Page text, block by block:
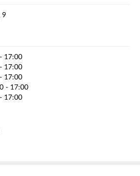
9
17:00
17:00
17:00
- 17:00
17:00